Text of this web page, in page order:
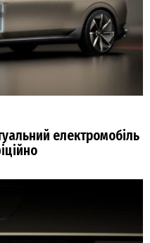
електромобіль